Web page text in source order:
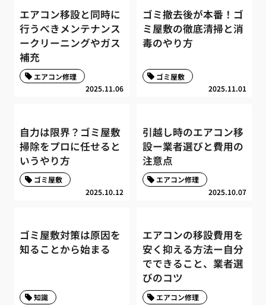
エアコン移設と同時に
行うべきメンテナンス
ークリーニングやガス
補充
2025.11.06
エアコン修理
ゴミ撤去後が本番！ゴ
ミ屋敷の徹底清掃と消
毒のやり方
2025.11.01
ゴミ屋敷
自力は限界？ゴミ屋敷
掃除をプロに任せると
いうやり方
2025.10.12
ゴミ屋敷
引越し時のエアコン移
設ー業者選びと費用の
注意点
2025.10.07
エアコン修理
ゴミ屋敷対策は原因を
知ることから始まる
知識
エアコンの移設費用を
安く抑える方法ー自分
でできること、業者選
びのコツ
エアコン修理